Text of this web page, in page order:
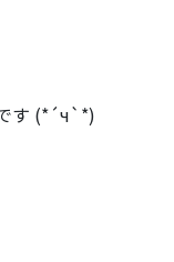
す (*´ч`*)